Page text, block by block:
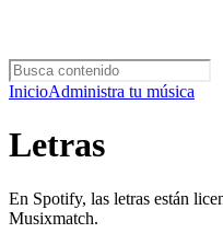
InicioAdministra tu música
Letras
En Spotify, las letras están
Musixmatch.